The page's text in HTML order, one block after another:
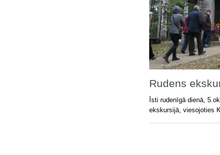
Rudens
Īsti rudenīgā dienā,
ekskursijā, viesojoties